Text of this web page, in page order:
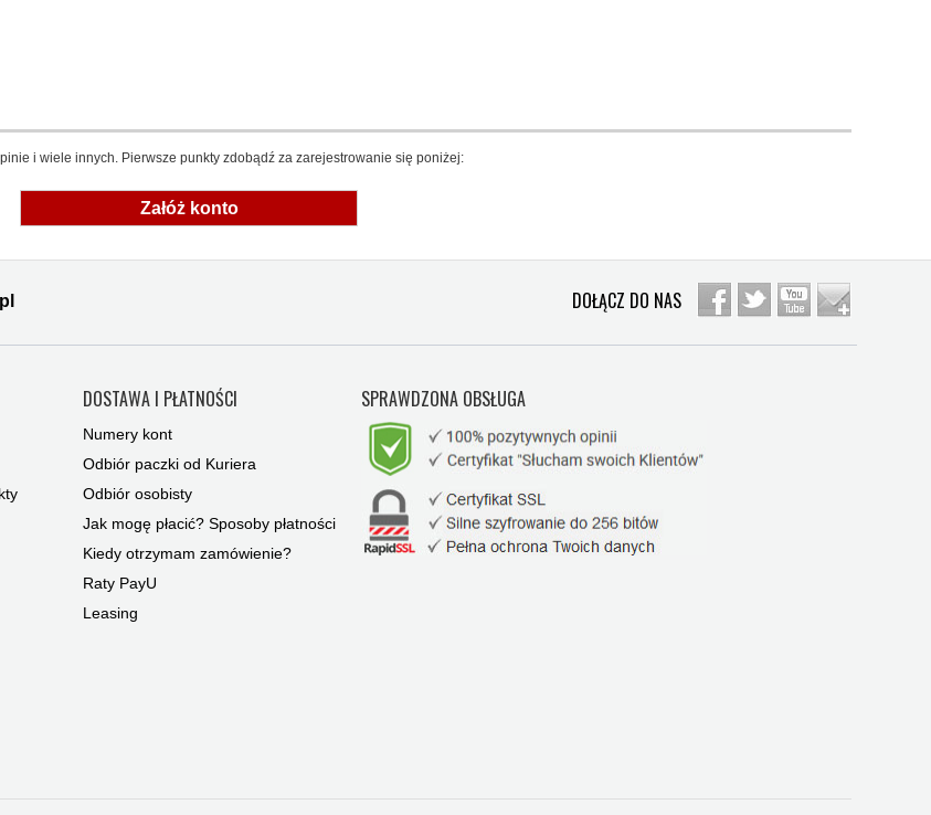
i wiele innych. Pierwsze punkty zdobądź za zarejestrowanie się poniżej:
Załóż konto
DOŁĄCZ DO NAS
DOSTAWA I PŁATNOŚCI
Numery kont
Odbiór paczki od Kuriera
Odbiór osobisty
Jak mogę płacić? Sposoby płatności
Kiedy otrzymam zamówienie?
Raty PayU
Leasing
SPRAWDZONA OBSŁUGA